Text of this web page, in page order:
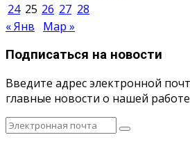
24 25 26 27 28
« Янв
Мар »
Подписаться на новости
Введите адрес электронной
главные новости о нашей работе